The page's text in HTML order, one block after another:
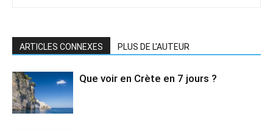
ARTICLES CONNEXES PLUS DE L'AUTEUR
Que voir en Crète en 7 jours ?